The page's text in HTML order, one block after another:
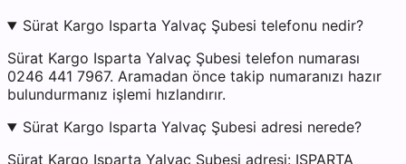
Sürat Kargo Isparta Yalvaç Şubesi telefonu nedir?
Sürat Kargo Isparta Yalvaç Şubesi telefon numarası
0246 441 7967. Aramadan önce takip numaranızı hazır
bulundurmanız işlemi hızlandırır.
Sürat Kargo Isparta Yalvaç Şubesi adresi nerede?
Sürat Kargo Isparta Yalvaç Şubesi adresi: ISPARTA